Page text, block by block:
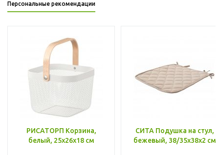
Персональные рекомендации
РИСАТОРП Корзина,
белый, 25x26x18 см
СИТА Подушка на стул,
бежевый, 38/35x38x2 см